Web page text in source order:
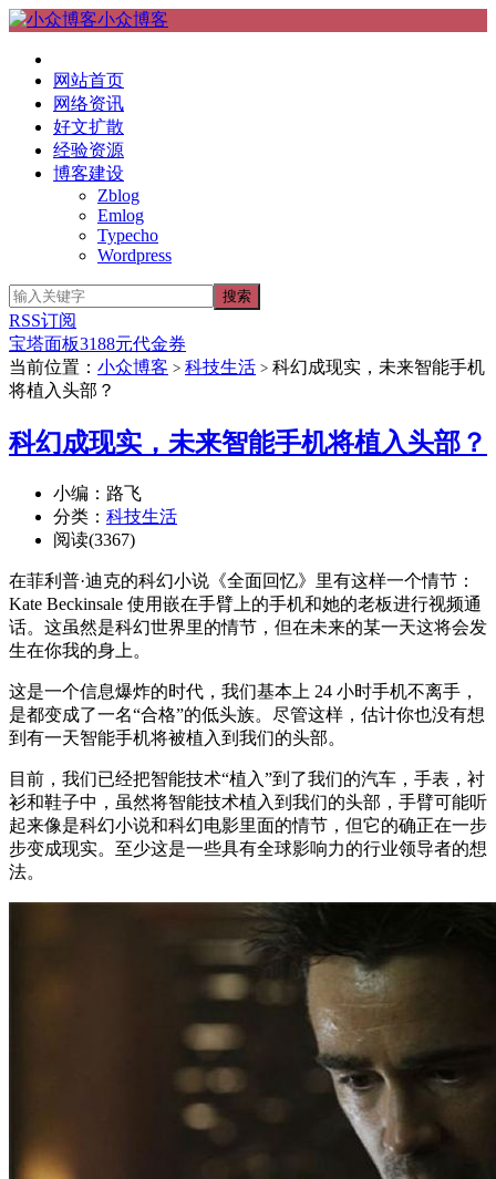
小众博客
网站首页
网络资讯
好文扩散
经验资源
博客建设
Zblog
Emlog
Typecho
Wordpress
RSS订阅
宝塔面板3188元代金券
当前位置： 小众博客 > 科技生活 > 科幻成现实，未来智能手机
将植入头部？
科幻成现实，未来智能手机将植入头部？
小编：路飞
分类： 科技生活
阅读(3367)
在菲利普·迪克的科幻小说《全面回忆》里有这样一个情节：
Kate Beckinsale 使用嵌在手臂上的手机和她的老板进行视频通
话。这虽然是科幻世界里的情节，但在未来的某一天这将会发
生在你我的身上。
这是一个信息爆炸的时代，我们基本上 24 小时手机不离手，
是都变成了一名“合格”的低头族。尽管这样，估计你也没有想
到有一天智能手机将被植入到我们的头部。
目前，我们已经把智能技术“植入”到了我们的汽车，手表，衬
衫和鞋子中，虽然将智能技术植入到我们的头部，手臂可能听
起来像是科幻小说和科幻电影里面的情节，但它的确正在一步
步变成现实。至少这是一些具有全球影响力的行业领导者的想
法。